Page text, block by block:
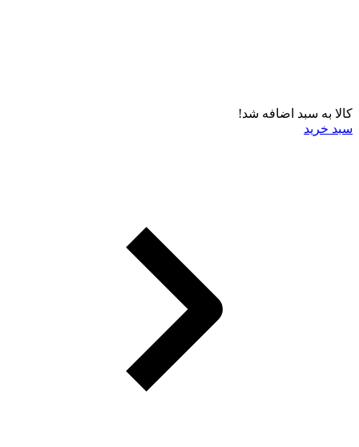
کالا به سبد اضافه شد!
سبد خرید